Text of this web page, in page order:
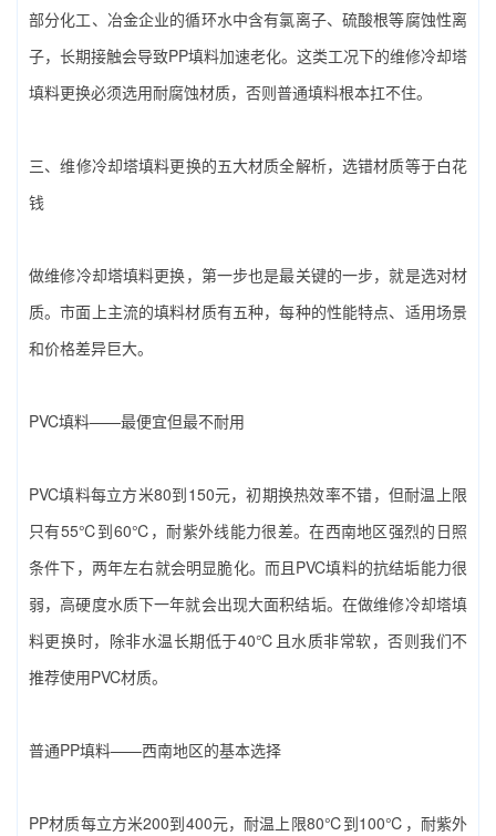
部分化工、冶金企业的循环水中含有氯离子、硫酸根等腐蚀性离
子，长期接触会导致PP填料加速老化。这类工况下的‌维修冷却塔
填料更换‌必须选用耐腐蚀材质，否则普通填料根本扛不住。
三、‌维修冷却塔填料更换‌的五大材质全解析，选错材质等于白花
钱
做‌维修冷却塔填料更换‌，第一步也是最关键的一步，就是选对材
质。市面上主流的填料材质有五种，每种的性能特点、适用场景
和价格差异巨大。
PVC填料——最便宜但最不耐用
PVC填料每立方米80到150元，初期换热效率不错，但耐温上限
只有55℃到60℃，耐紫外线能力很差。在西南地区强烈的日照
条件下，两年左右就会明显脆化。而且PVC填料的抗结垢能力很
弱，高硬度水质下一年就会出现大面积结垢。在做‌维修冷却塔填
料更换‌时，除非水温长期低于40℃且水质非常软，否则我们不
推荐使用PVC材质。
普通PP填料——西南地区的基本选择
PP材质每立方米200到400元，耐温上限80℃到100℃，耐紫外